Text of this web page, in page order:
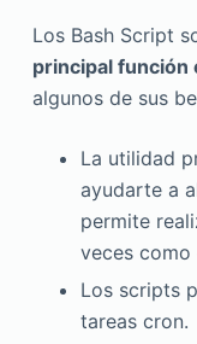
Los Bash Script
principal función
algunos de sus
La utilidad
ayudarte a
permite
veces como
Los scripts
tareas cron.